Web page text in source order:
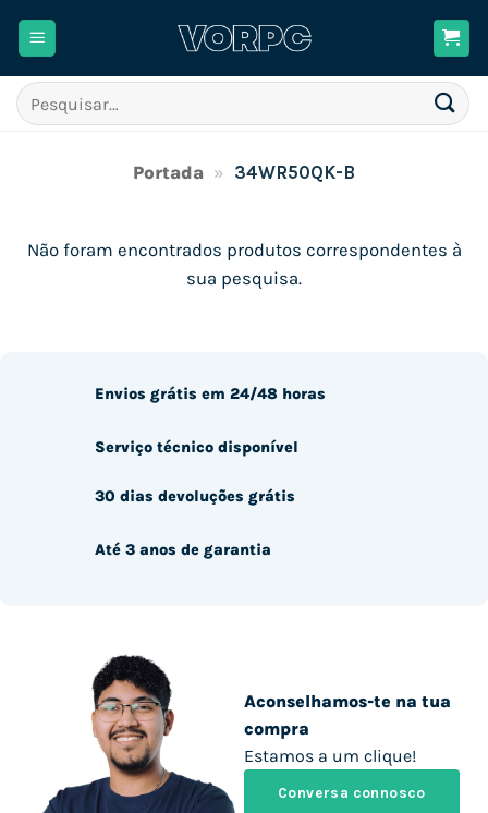
Pesquisar
por:
Portada » 34WR50QK-B
Não foram encontrados produtos correspondentes à
sua pesquisa.
Aconselhamos-te na tua
compra
Estamos a um clique!
Conversa connosco
Envios grátis em 24/48 horas
Serviço técnico disponível
30 dias devoluções grátis
Até 3 anos de garantia